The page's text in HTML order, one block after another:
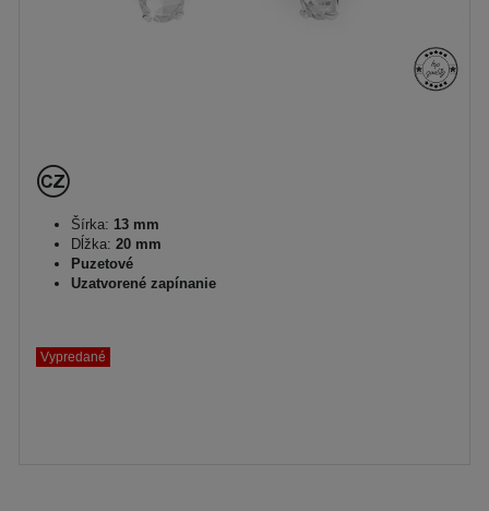
Šírka: 13 mm
Dĺžka: 20 mm
Puzetové
Uzatvorené zapínanie
Vypredané